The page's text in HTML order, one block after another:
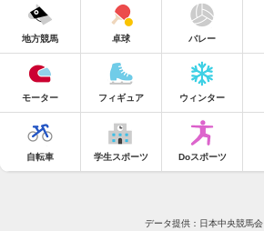
地方競馬 卓球 バレー
モーター フィギュア ウィンター
自転車 学生スポーツ Doスポーツ
データ提供：日本中央競馬会